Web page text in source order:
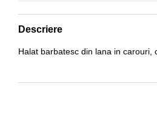
Descriere
Halat barbatesc din lana in carouri,